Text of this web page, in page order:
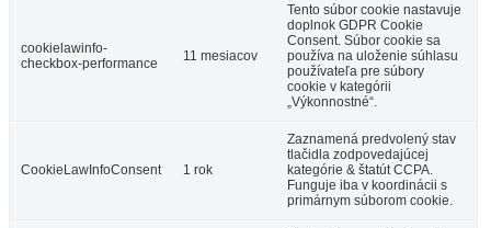
cookielawinfo-
checkbox-performance
11 mesiacov
Tento súbor cookie nastavuje
doplnok GDPR Cookie
Consent. Súbor cookie sa
používa na uloženie súhlasu
používateľa pre súbory
cookie v kategórii
„Výkonnostné“.
CookieLawInfoConsent 1 rok
Zaznamená predvolený stav
tlačidla zodpovedajúcej
kategórie & štatút CCPA.
Funguje iba v koordinácii s
primárnym súborom cookie.